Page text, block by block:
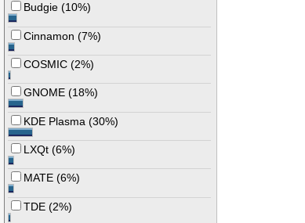
Budgie (10%)
Cinnamon (7%)
COSMIC (2%)
GNOME (18%)
KDE Plasma (30%)
LXQt (6%)
MATE (6%)
TDE (2%)